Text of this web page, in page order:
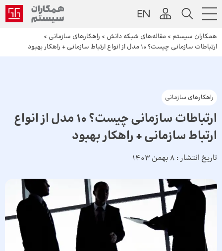
همکاران سیستم > مقاله‌های شبکه دانش > راهکارهای سازمانی >
ارتباطات سازمانی چیست؟ 10 مدل از انواع ارتباط سازمانی + راهکار بهبود
راهکارهای سازمانی
ارتباطات سازمانی چیست؟ 10 مدل از انواع
ارتباط سازمانی + راهکار بهبود
تاریخ انتشار : 8 بهمن 1403